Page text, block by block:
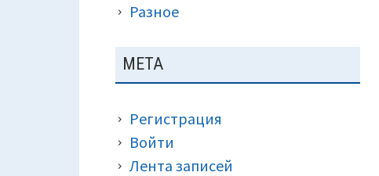
Разное
МЕТА
Регистрация
Войти
Лента записей